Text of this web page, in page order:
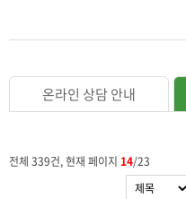
온라인 상담 안내
전체 339건, 현재 페이지 14/23